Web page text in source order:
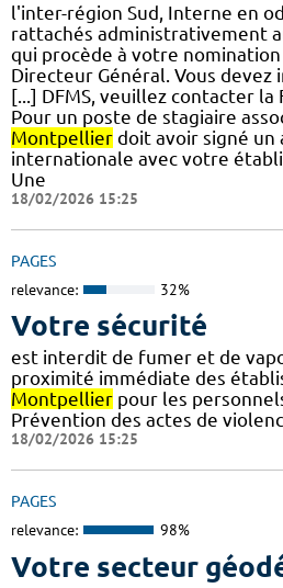
l'inter-région Sud, Interne en
rattachés administrativement
qui procède à votre
Directeur Général. Vous
[...] DFMS, veuillez contacter la
Pour un poste de stagiaire
Montpellier doit avoir signé un
internationale avec votre
Une
18/02/2026 15:25
PAGES
relevance: 32%
Votre sécurité
est interdit de fumer et de
proximité immédiate des
Montpellier pour les
Prévention des actes de
18/02/2026 15:25
PAGES
relevance: 98%
Votre secteur